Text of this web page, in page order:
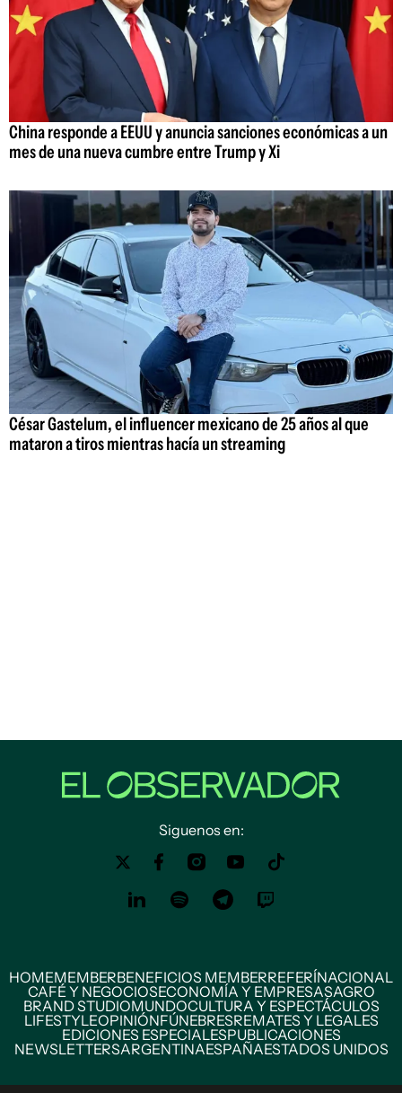
China responde a EEUU y anuncia sanciones económicas a un
mes de una nueva cumbre entre Trump y Xi
César Gastelum, el influencer mexicano de 25 años al que
mataron a tiros mientras hacía un streaming
Siguenos en:
HOMEMEMBERBENEFICIOS MEMBERREFERÍNACIONAL
CAFÉ Y NEGOCIOSECONOMÍA Y EMPRESASAGRO
BRAND STUDIOMUNDOCULTURA Y ESPECTÁCULOS
LIFESTYLEOPINIÓNFÚNEBRESREMATES Y LEGALES
EDICIONES ESPECIALESPUBLICACIONES
NEWSLETTERSARGENTINAESPAÑAESTADOS UNIDOS